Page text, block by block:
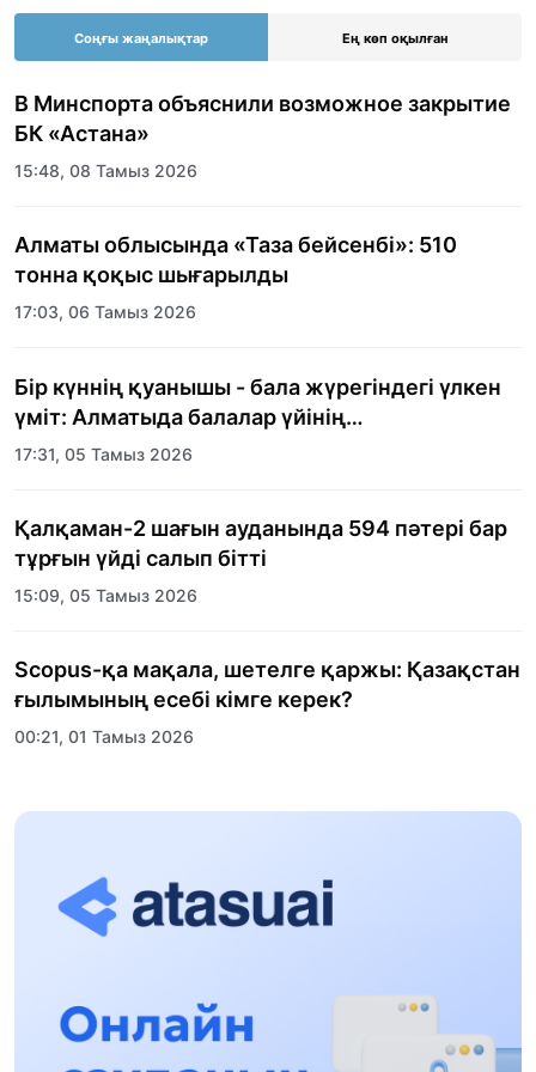
Соңғы жаңалықтар Ең көп оқылған
В Минспорта объяснили возможное закрытие
БК «Астана»
15:48, 08 Тамыз 2026
Алматы облысында «Таза бейсенбі»: 510
тонна қоқыс шығарылды
17:03, 06 Тамыз 2026
Бір күннің қуанышы - бала жүрегіндегі үлкен
үміт: Алматыда балалар үйінің
тәрбиеленушілеріне мерекелік күн
17:31, 05 Тамыз 2026
Қалқаман-2 шағын ауданында 594 пәтері бар
тұрғын үйді салып бітті
15:09, 05 Тамыз 2026
Scopus-қа мақала, шетелге қаржы: Қазақстан
ғылымының есебі кімге керек?
00:21, 01 Тамыз 2026
«Заң керуені» жобасы: Абай облысында
17:31, 31 Шілде 2026
13:13, 30 Шілде 2026